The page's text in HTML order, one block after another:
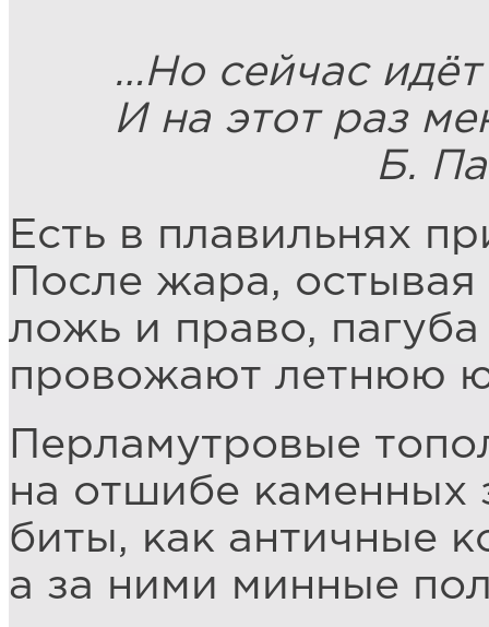
…Но сейчас идёт
И на этот раз
Б.
Есть в плавильнях
После жара, остывая
ложь и право, пагуба
провожают летнюю
Перламутровые
на отшибе каменных
биты, как античные
а за ними минные